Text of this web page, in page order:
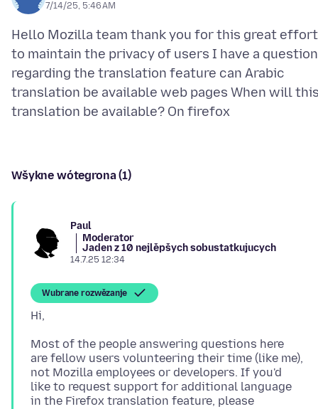
7/14/25, 5:46 AM
Hello Mozilla team thank you for this great effort
to maintain the privacy of users I have a question
regarding the translation feature can Arabic
translation be available web pages When will
Wšykne wótegrona (1)
Paul
Moderator
Jaden z 10 nejlěpšych sobustatkujucych
14.7.25 12:34
Wubrane rozwězanje
Most of the people answering questions here
are fellow users volunteering their time (like me),
not Mozilla employees or developers. If you'd
like to request support for additional language
in the Firefox translation feature, please